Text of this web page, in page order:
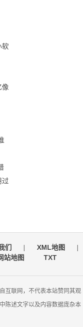
软
像
过
们 | XML地图
|
站地图 TXT
互联网，不代表本站赞同其观
陈述文字以及内容数据庞杂本